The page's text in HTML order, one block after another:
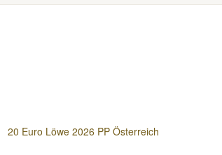
20 Euro Löwe 2026 PP Österreich